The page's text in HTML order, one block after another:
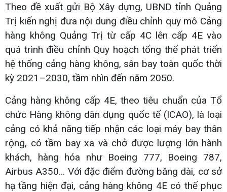
Theo đề xuất gửi Bộ Xây dựng, UBND tỉnh Quảng
Trị kiến nghị đưa nội dung điều chỉnh quy mô Cảng
hàng không Quảng Trị từ cấp 4C lên cấp 4E vào
quá trình điều chỉnh Quy hoạch tổng thể phát triển
hệ thống cảng hàng không, sân bay toàn quốc thời
kỳ 2021–2030, tầm nhìn đến năm 2050.
Cảng hàng không cấp 4E, theo tiêu chuẩn của Tổ
chức Hàng không dân dụng quốc tế (ICAO), là loại
cảng có khả năng tiếp nhận các loại máy bay thân
rộng, có tầm bay xa và chở được lượng lớn hành
khách, hàng hóa như Boeing 777, Boeing 787,
Airbus A350... Với đặc điểm đường băng dài, cơ sở
hạ tầng hiện đại, cảng hàng không 4E có thể phục